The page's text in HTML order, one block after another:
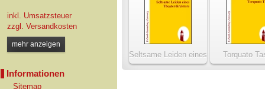
inkl. Umsatzsteuer
zzgl. Versandkosten
mehr anzeigen
Informationen
Sitemap
Seltsame Leiden eines
Theaterdirektors
Torquato